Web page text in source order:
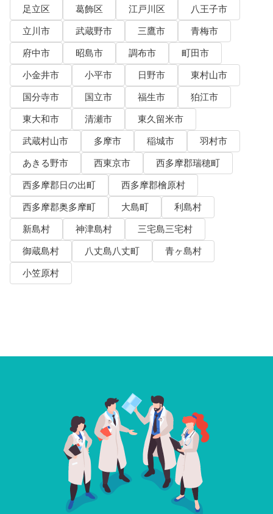
足立区
葛飾区 江戸川区
八王子市
立川市
武蔵野市 三鷹市
青梅市
府中市
昭島市 調布市
町田市
小金井市
小平市 日野市
東村山市
国分寺市
国立市 福生市
狛江市
東大和市
清瀬市
東久留米市
武蔵村山市
多摩市 稲城市
羽村市
あきる野市
西東京市
西多摩郡瑞穂町
西多摩郡日の出町
西多摩郡檜原村
西多摩郡奥多摩町
大島町
利島村
新島村
神津島村
三宅島三宅村
御蔵島村
八丈島八丈町
青ヶ島村
小笠原村